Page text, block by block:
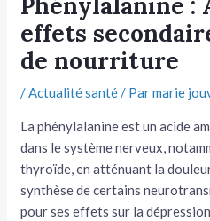
Phénylalanine :
effets
de nourriture
/Actualité santé/ Parmarie
La phénylalanine est un acide
dans le système nerveux,
thyroïde, en atténuant la
synthèse de certains
pour ses effets sur la